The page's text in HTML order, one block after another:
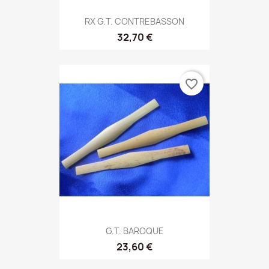
RX G.T. CONTREBASSON
32,70 €
G.T. BAROQUE
23,60 €
favorite_border